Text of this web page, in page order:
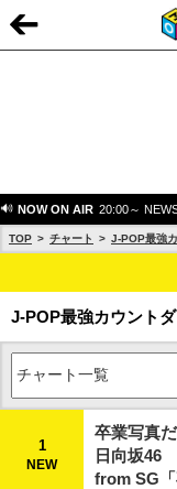
NOW ON AIR 20:00～
TOP チャート J-POP最強
J-POP最強カウント
1
NEW
卒業写真
日向坂46
from SG「